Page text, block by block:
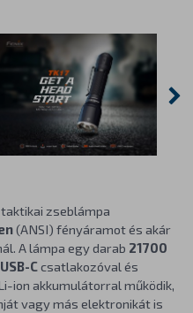
taktikai zseblámpa
(ANSI) fényáramot és akár
A lámpa egy darab 21700
Ccsatlakozóval és
ion akkumulátorral működik,
vagy más elektronikát is